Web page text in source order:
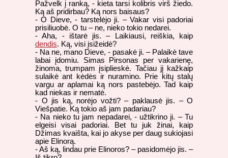
Pažvelk į ranką, - kieta tarsi kolibris virš žiedo.
Ką aš pridirbau? Ką nors baisaus?
- O Dieve, - tarstelėjo ji. – Vakar visi padoriai
prisiliuobė. O tu – ne, nieko tokio nedarei.
- Aha, - ištarė jis. – Laikiausi, reiškia, kaip
dendis. Ką, visi įsižeidė?
- Na ne, mano Dieve, - pasakė ji. – Palaikė tave
labai įdomiu. Simas Pirsonas per vakarienę,
žinoma, trumpam įsiplieskė. Tačiau jį kažkaip
sulaikė ant kėdės ir nuramino. Prie kitų stalų
vargu ar aplamai ką nors pastebėjo. Tad kaip
kad niekas ir nematė.
- O jis ką, norėjo vožti? – paklausė jis. – O
Viešpatie. Ką tokio aš jam padariau?
- Na nieko tu jam nepadarei, - užtikrino ji. – Tu
elgeisi visai padoriai. Bet tu juk žinai, kaip
Džimas kvaišta, kai jo akyse per daug sukiojasi
apie Elinorą.
- Aš ką, lindau prie Elinoros? – pasidomėjo jis. –